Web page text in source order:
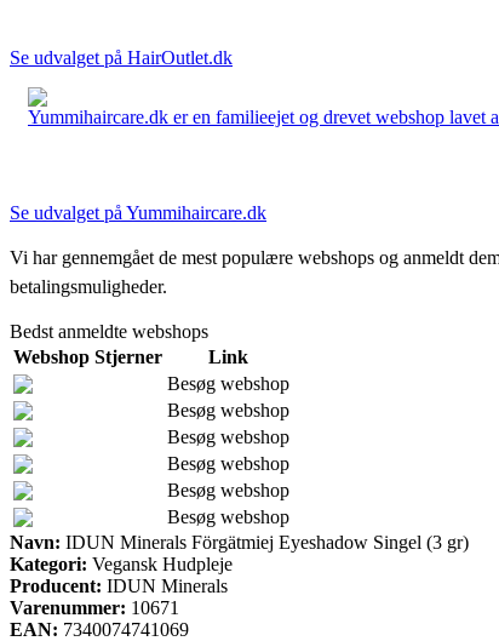
Se udvalget på HairOutlet.dk
Yummihaircare.dk er en familieejet og drevet webshop
Se udvalget på Yummihaircare.dk
Vi har gennemgået de mest populære webshops og anmeldt
betalingsmuligheder.
Bedst anmeldte webshops
Webshop Stjerner
Link
Besøg webshop
Besøg webshop
Besøg webshop
Besøg webshop
Besøg webshop
Besøg webshop
Navn: IDUN Minerals Förgätmiej Eyeshadow Singel (3 gr)
Kategori: Vegansk Hudpleje
Producent: IDUN Minerals
Varenummer: 10671
EAN: 7340074741069